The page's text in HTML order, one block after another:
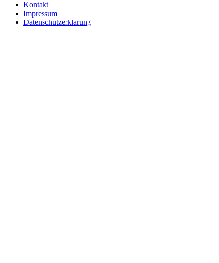
Kontakt
Impressum
Datenschutzerklärung